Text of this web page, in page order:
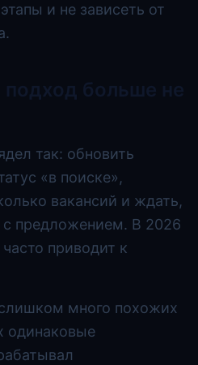
и не зависеть от
больше не
так: обновить
«в поиске»,
вакансий и ждать,
с предложением. В 2026
часто приводит к
много похожих
одинаковые